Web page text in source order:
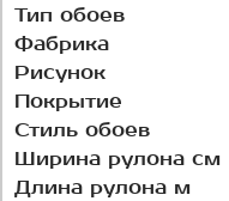
Тип обоев
Фабрика
Рисунок
Покрытие
Стиль обоев
Ширина рулона см
Длина рулона м